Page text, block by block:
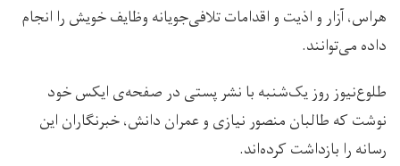
هراس، آزار و اذیت و اقدامات تلافی‌جویانه وظایف خویش را انجام
داده می‌توانند.
طلوع‌نیوز روز یک‌شنبه با نشر پستی در صفحه‌ی ایکس خود
نوشت که طالبان منصور نیازی و عمران دانش، خبرنگاران این
رسانه را بازداشت کرده‌اند.